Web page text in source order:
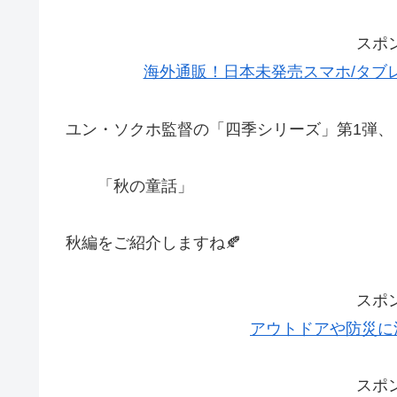
スポ
海外通販！日本未発売スマホ/タブ
ユン・ソクホ監督の「四季シリーズ」第1弾、
「秋の童話」
秋編をご紹介しますね🍂
スポ
アウトドアや防災
スポ